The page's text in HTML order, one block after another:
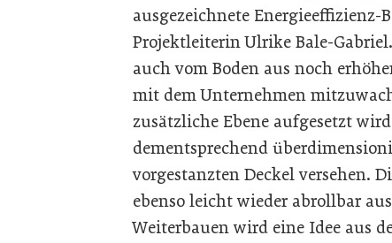
ausgezeichnete Energieeffizienz-
Projektleiterin Ulrike Bale-
auch vom Boden aus noch
mit dem Unternehmen
zusätzliche Ebene aufgesetzt
dementsprechend
vorgestanzten Deckel versehen.
ebenso leicht wieder abrollbar
Weiterbauen wird eine Idee aus